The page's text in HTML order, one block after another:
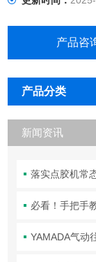
产品咨
产品分类
新闻资讯
必看！手把手
YAMADA气动